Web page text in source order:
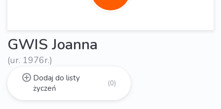
GWIS Joanna
(ur. 1976r.)
Dodaj do listy
życzeń
(0)